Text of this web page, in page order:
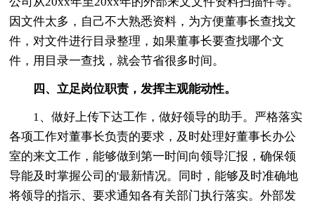
因文件太多，自己不大熟悉资料，为方便董事长查找文
件，对文件进行目录整理，如果董事长要查找哪个文
件，用目录一查找，就会节省很多时间。
四、立足岗位职责，发挥主观能动性。
1、做好上传下达工作，做好领导的助手。严格落实
各项工作对董事长负责的要求，及时处理好董事长办公
室的来文工作，能够做到第一时间向领导汇报，确保领
导能及时掌握公司的'最新情况。同时，能够及时准确地
将领导的指示、要求通知各有关部门执行落实。外部发